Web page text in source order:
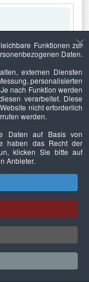
Nachhaltigkeit
Funktionen zur
Daten.
externen Diensten
personalisierten
nach Funktion werden
verarbeitet. Diese
nicht erforderlich
werden.
Daten auf Basis von
haben das Recht der
klicken Sie bitte auf
Anbieter.